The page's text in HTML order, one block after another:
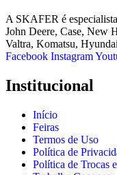
A SKAFER é
John Deere, Case, New
Valtra, Komatsu,
Facebook Instagram
Institucional
Início
Feiras
Termos de Uso
Política de
Política de Trocas